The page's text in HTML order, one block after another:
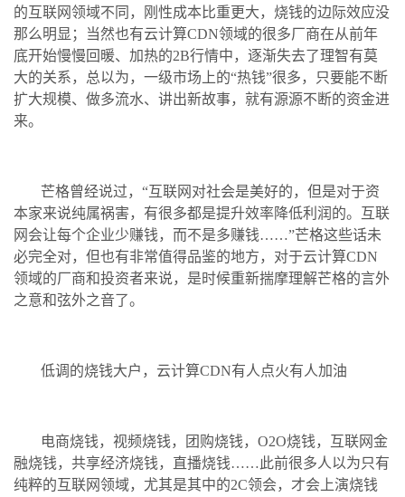
的互联网领域不同，刚性成本比重更大，烧钱的边际效应没
那么明显；当然也有云计算CDN领域的很多厂商在从前年
底开始慢慢回暖、加热的2B行情中，逐渐失去了理智有莫
大的关系，总以为，一级市场上的“热钱”很多，只要能不断
扩大规模、做多流水、讲出新故事，就有源源不断的资金进
来。
芒格曾经说过，“互联网对社会是美好的，但是对于资
本家来说纯属祸害，有很多都是提升效率降低利润的。互联
网会让每个企业少赚钱，而不是多赚钱……”芒格这些话未
必完全对，但也有非常值得品鉴的地方，对于云计算CDN
领域的厂商和投资者来说，是时候重新揣摩理解芒格的言外
之意和弦外之音了。
低调的烧钱大户，云计算CDN有人点火有人加油
电商烧钱，视频烧钱，团购烧钱，O2O烧钱，互联网金
融烧钱，共享经济烧钱，直播烧钱……此前很多人以为只有
纯粹的互联网领域，尤其是其中的2C领会，才会上演烧钱